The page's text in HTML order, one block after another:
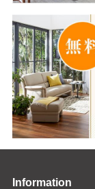
Information